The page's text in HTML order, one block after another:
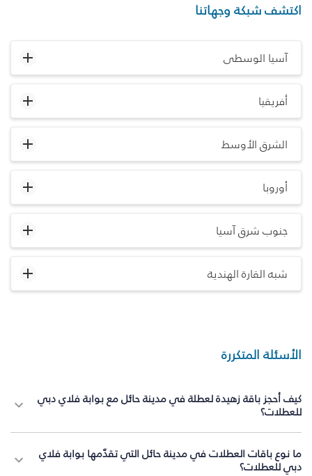
اكتشف شبكة وجهاتنا
آسيا الوسطى
أفريقيا
الشرق الأوسط
أوروبا
جنوب شرق آسيا
شبه القارة الهندية
الأسئلة المتكررة
كيف أحجز باقة زهيدة لعطلة في مدينة حائل مع بوابة فلاي دبي
للعطلات؟
ما نوع باقات العطلات في مدينة حائل التي تقدّمها بوابة فلاي
دبي للعطلات؟